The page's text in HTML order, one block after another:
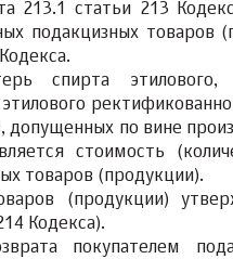
213.1 статьи 213
подакцизных
спирта
допущенных по вине
стоимость
товаров (продукции).
(продукции)
Кодекса).
покупателем